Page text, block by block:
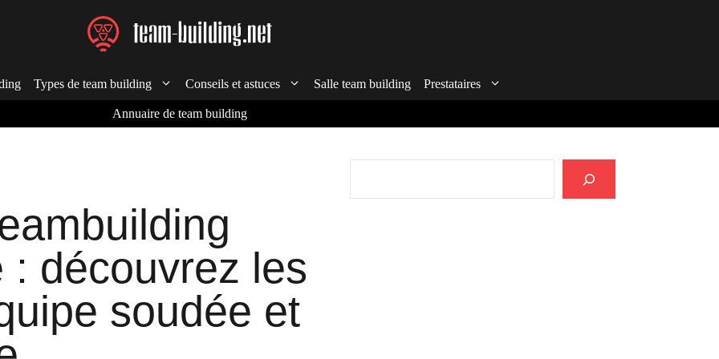
Types de team building Conseils et astuces Salle team building Prestataires
Annuaire de team building
découvrez les
soudée et